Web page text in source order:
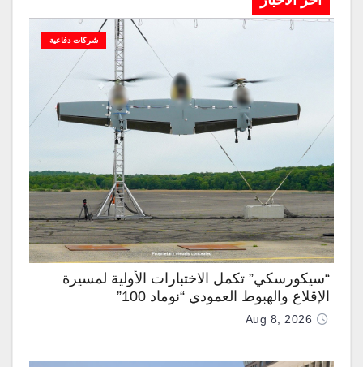
شركات دفاعية
“سيكورسكي” تكمل الاختبارات الأولية لمسيرة
الإقلاع والهبوط العمودي “نوماد 100”
Aug 8, 2026